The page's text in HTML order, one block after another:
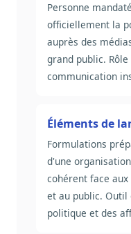
Personne
officiellement la
auprès des
grand public.
communication
Éléments de
Formulations
d'une
cohérent face
et au public.
politique et des